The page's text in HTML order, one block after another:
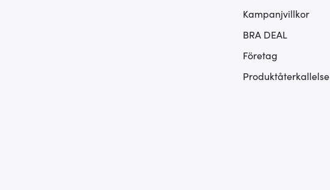
Kampanjvillkor
BRA DEAL
Företag
Produktåterkallelse